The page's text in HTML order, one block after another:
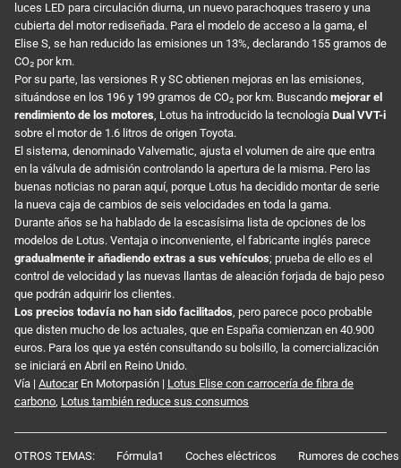
luces LED para circulación diurna, un nuevo parachoques trasero y una
cubierta del motor rediseñada. Para el modelo de acceso a la gama, el
Elise S, se han reducido las emisiones un 13%, declarando 155 gramos de
CO₂ por km.
Por su parte, las versiones R y SC obtienen mejoras en las emisiones,
situándose en los 196 y 199 gramos de CO₂ por km. Buscando mejorar el
rendimiento de los motores, Lotus ha introducido la tecnología Dual VVT-i
sobre el motor de 1.6 litros de origen Toyota.
El sistema, denominado Valvematic, ajusta el volumen de aire que entra
en la válvula de admisión controlando la apertura de la misma. Pero las
buenas noticias no paran aquí, porque Lotus ha decidido montar de serie
la nueva caja de cambios de seis velocidades en toda la gama.
Durante años se ha hablado de la escasísima lista de opciones de los
modelos de Lotus. Ventaja o inconveniente, el fabricante inglés parece
gradualmente ir añadiendo extras a sus vehículos; prueba de ello es el
control de velocidad y las nuevas llantas de aleación forjada de bajo peso
que podrán adquirir los clientes.
Los precios todavía no han sido facilitados, pero parece poco probable
que disten mucho de los actuales, que en España comienzan en 40.900
euros. Para los que ya estén consultando su bolsillo, la comercialización
se iniciará en Abril en Reino Unido.
Vía | AutocarEn Motorpasión | Lotus Elise con carrocería de fibra de
carbono, Lotus también reduce sus consumos
OTROS TEMAS: Fórmula1 Coches eléctricos Rumores de coches